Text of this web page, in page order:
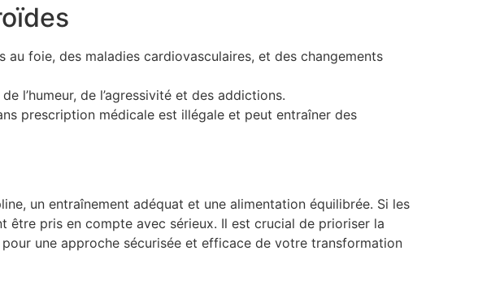
au foie, des maladies cardiovasculaires, et des changements
l’humeur, de l’agressivité et des addictions.
prescription médicale est illégale et peut entraîner des
un entraînement adéquat et une alimentation équilibrée. Si les
pris en compte avec sérieux. Il est crucial de prioriser la
une approche sécurisée et efficace de votre transformation